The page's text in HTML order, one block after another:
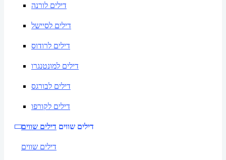
דילים לורנה
דילים לסיישל
דילים לרודוס
דילים למונטנגרו
דילים לבורגס
דילים לקורפו
דילים שווים דילים שווים
דילים שווים